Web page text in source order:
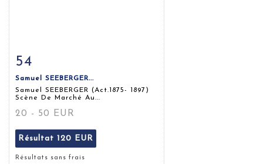
Fiche détaillée
54
Samuel SEEBERGER...
Samuel SEEBERGER (act.1875- 1897)
Scène De Marché Au...
20 - 50 EUR
Résultat 120 EUR
Résultats sans frais